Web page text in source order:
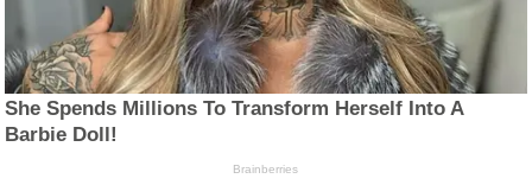
She Spends Millions To Transform Herself Into A
Barbie Doll!
Brainberries